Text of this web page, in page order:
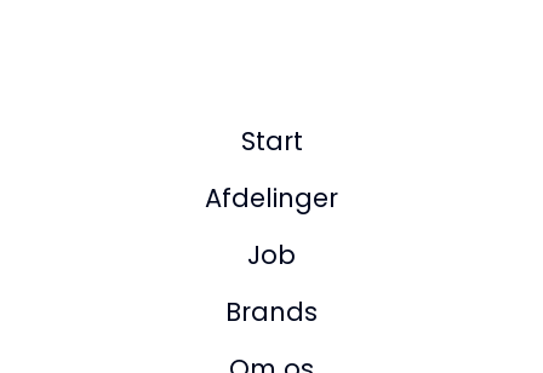
Start
Afdelinger
Job
Brands